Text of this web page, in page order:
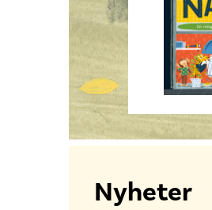
Nyheter